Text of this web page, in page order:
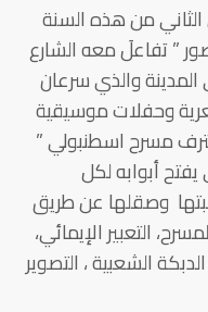
صور في 25 كانون الثاني من هذه السنة
” تفاعلَ معه الشارع
المدينة والذي سرعان
وحفلات موسيقية
مسرح اسطنبولي ”
أبوابه لكل
وصقلها عن طريق
التعبير الإيمائي،
الشعبية ، التصوير